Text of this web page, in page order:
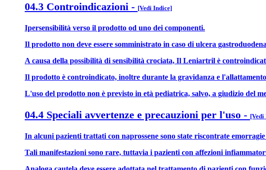
04.3 Controindicazioni - [Vedi Indice]
Ipersensibilità verso il prodotto od uno dei componenti.
Il prodotto non deve essere somministrato in caso di ulcera
A causa della possibilità di sensibilità crociata, Il Leniartril è
Il prodotto è controindicato, inoltre durante la gravidanza e
L'uso del prodotto non è previsto in età pediatrica, salvo, a giudizio del
04.4 Speciali avvertenze e precauzioni per l'uso - [Vedi
In alcuni pazienti trattati con naprossene sono state riscontrate
Tali manifestazioni sono rare, tuttavia i pazienti con affezioni